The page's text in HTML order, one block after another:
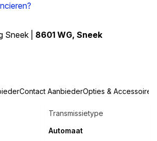
Sneek | 8601 WG, Sneek
Contact AanbiederOpties & Accessoires
Transmissietype
Automaat